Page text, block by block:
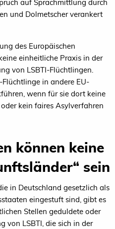
auf Sprachmittlung durch
und Dolmetscher verankert
des Europäischen
einheitliche Praxis in der
von LSBTI-Flüchtlingen.
in andere EU-
wenn für sie dort keine
kein faires Asylverfahren
können keine
sein
in Deutschland gesetzlich als
eingestuft sind, gibt es
Stellen geduldete oder
von LSBTI, die sich in der